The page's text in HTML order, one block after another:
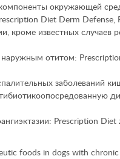
окружающей
Diet Derm Defense,
известных случаев
наружным отитом:
Prescription Diet
foods in dogs with